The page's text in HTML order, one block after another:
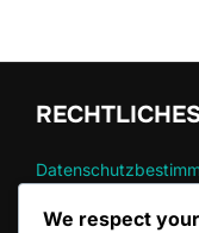
Kontaktieren Sie uns
We respect